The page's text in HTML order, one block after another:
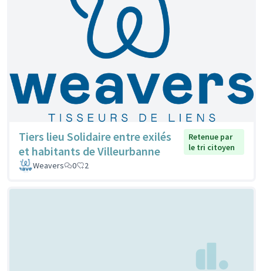
Tiers lieu Solidaire entre exilés
et habitants de Villeurbanne
Retenue par
le tri citoyen
Weavers
0 2